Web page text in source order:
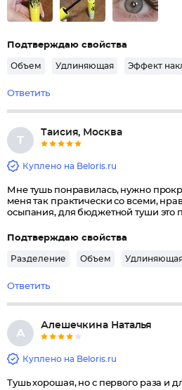
Подтверждаю свойства
Объем Удлиняющая Эффект
Ответить
Т
Таисия, Москва
Куплено на Beloris.ru
Мне тушь понравилась, нужно
меня так практически со всеми,
осыпания, для бюджетной туши это
Подтверждаю свойства
Разделение Объем
Ответить
А
Алешечкина Наталья
Куплено на Beloris.ru
Тушь хорошая, но с первого раза и